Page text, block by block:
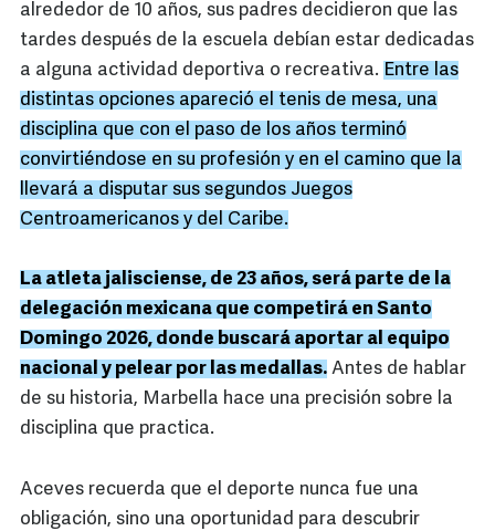
alrededor de 10 años, sus padres decidieron que las
tardes después de la escuela debían estar dedicadas
a alguna actividad deportiva o recreativa. Entre las
distintas opciones apareció el tenis de mesa, una
disciplina que con el paso de los años terminó
convirtiéndose en su profesión y en el camino que la
llevará a disputar sus segundos Juegos
Centroamericanos y del Caribe.
La atleta jalisciense, de 23 años, será parte de la
delegación mexicana que competirá en Santo
Domingo 2026, donde buscará aportar al equipo
nacional y pelear por las medallas. Antes de hablar
de su historia, Marbella hace una precisión sobre la
disciplina que practica.
Aceves recuerda que el deporte nunca fue una
obligación, sino una oportunidad para descubrir